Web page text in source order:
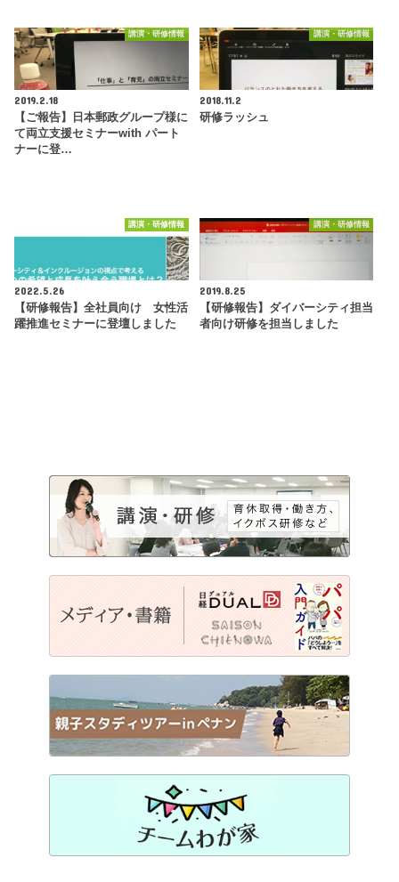
講演・研修情報
2019.2.18
【ご報告】日本郵政グループ様に
て両立支援セミナーwith パート
ナーに登…
講演・研修情報
2018.11.2
研修ラッシュ
講演・研修情報
2022.5.26
【研修報告】全社員向け 女性活
躍推進セミナーに登壇しました
講演・研修情報
2019.8.25
【研修報告】ダイバーシティ担当
者向け研修を担当しました